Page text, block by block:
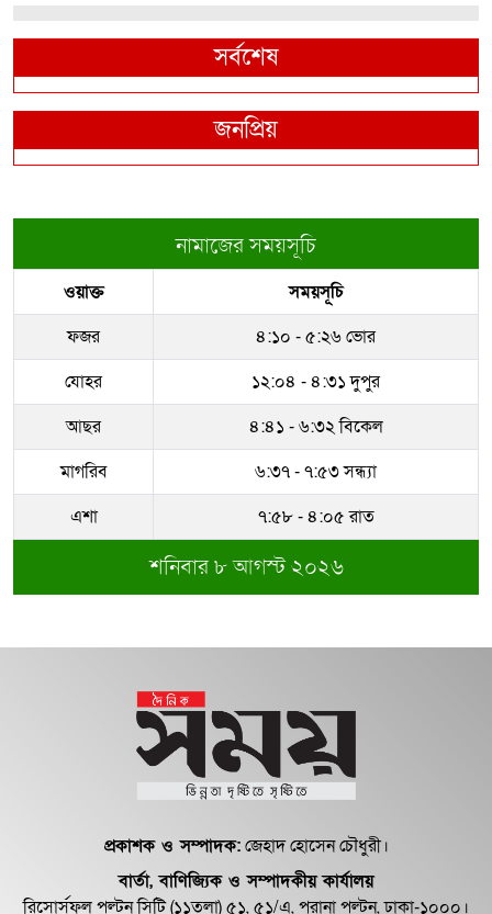
সর্বশেষ
জনপ্রিয়
নামাজের সময়সূচি
ওয়াক্ত
সময়সূচি
ফজর
৪:১০ - ৫:২৬ ভোর
যোহর
১২:০৪ - ৪:৩১ দুপুর
আছর
৪:৪১ - ৬:৩২ বিকেল
মাগরিব
৬:৩৭ - ৭:৫৩ সন্ধ্যা
এশা
৭:৫৮ - ৪:০৫ রাত
শনিবার ৮ আগস্ট ২০২৬
প্রকাশক ও সম্পাদক:জেহাদ হোসেন চৌধুরী।
বার্তা, বাণিজ্যিক ও সম্পাদকীয় কার্যালয়
রিসোর্সফুল পল্টন সিটি (১১তলা) ৫১, ৫১/এ, পুরানা পল্টন, ঢাকা-১০০০।